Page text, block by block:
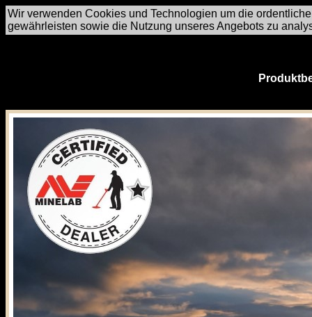
Wir verwenden Cookies und Technologien um die
gewährleisten sowie die Nutzung unseres Angebots zu